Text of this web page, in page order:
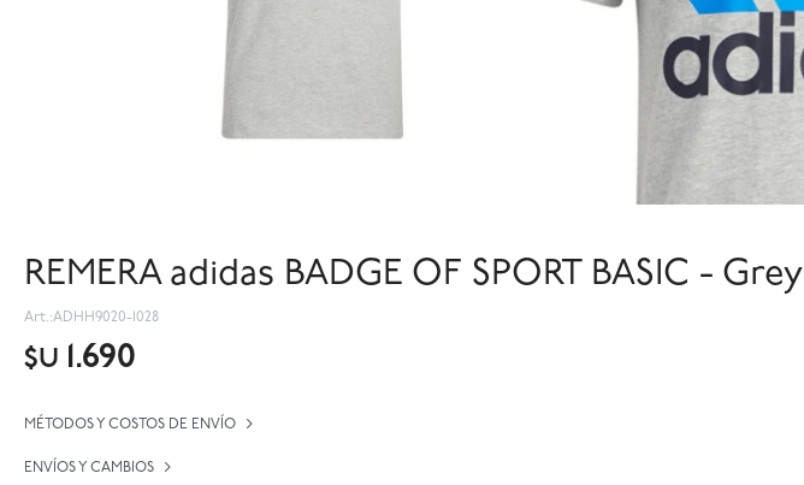
REMERA adidas BADGE OF SPORT BASIC - Grey
ADHH9020-1028
$U 1.690
MÉTODOS Y COSTOS DE ENVÍO
ENVÍOS Y CAMBIOS